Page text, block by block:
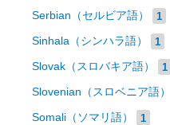
Serbian（セルビア語） 1
Sinhala（シンハラ語） 1
Slovak（スロバキア語） 1
Slovenian（スロベニア語）
Somali（ソマリ語） 1